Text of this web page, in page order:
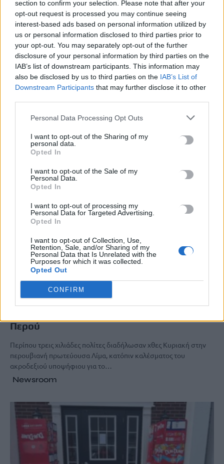
section to confirm your selection. Please note that after your
opt-out request is processed you may continue seeing
interest-based ads based on personal information utilized by
us or personal information disclosed to third parties prior to
your opt-out. You may separately opt-out of the further
disclosure of your personal information by third parties on the
IAB’s list of downstream participants. This information may
also be disclosed by us to third parties on the IAB’s List of
Downstream Participants that may further disclose it to other
Personal Data Processing Opt Outs
I want to opt-out of the Sharing of my
personal data.
Opted In
I want to opt-out of the Sale of my
Personal Data.
Opted In
I want to opt-out of processing my
Personal Data for Targeted Advertising.
Opted In
I want to opt-out of Collection, Use,
Retention, Sale, and/or Sharing of my
Personal Data that Is Unrelated with the
Purposes for which it was collected.
Opted Out
CONFIRM
TRENDING
#ΕΝΤΙΚ #ΣΥΜΜΟΡΙΑ #ΤΡΟΧΑΙΟ #ΣΕΡΡΕΣ
Xιλιάδες διαδηλωτές καταγγέλλουν
Περού
Περίπου τρεις χιλιάδες πολίτες διαδήλωσαν χθες Κυριακή στην
περουβιανή πρωτεύουσα Λίμα, κατόπιν καλέσματος του
ακροδεξιού υποψήφιου για το…
Newsroom